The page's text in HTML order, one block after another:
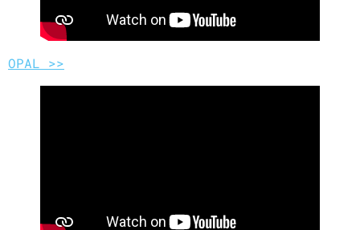
OPAL >>